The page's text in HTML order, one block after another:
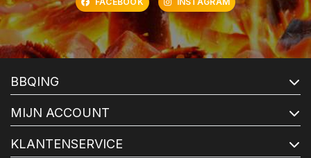
BBQING
MIJN ACCOUNT
KLANTENSERVICE